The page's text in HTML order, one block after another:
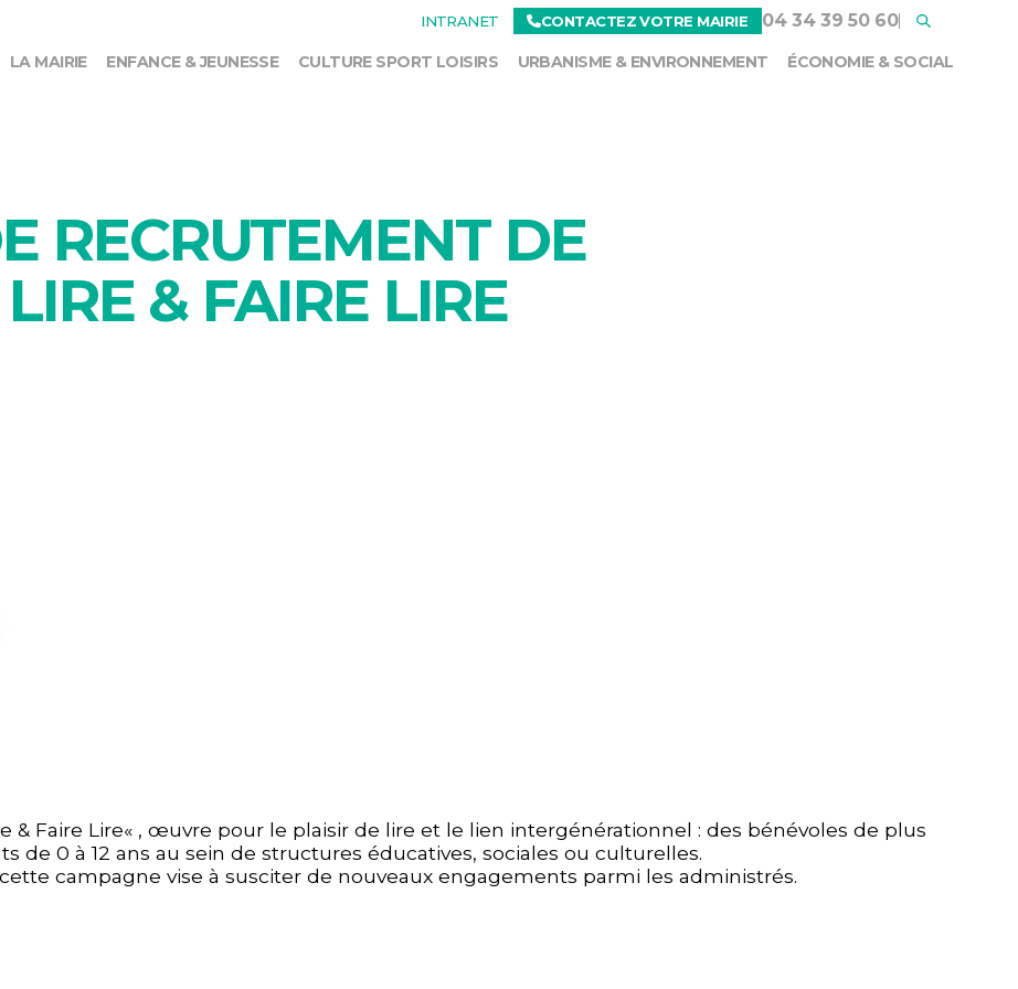
LA MAIRIE ENFANCE & JEUNESSE CULTURE SPORT LOISIRS URBANISME & ENVIRONNEMENT ÉCONOMIE & SOCIAL
INTRANET CONTACTEZ VOTRE MAIRIE 04 34 39 50 60
RECRUTEMENT DE
& FAIRE LIRE
& Faire Lire« , œuvre pour le plaisir de lire et le lien intergénérationnel : des bénévoles de plus
de 0 à 12 ans au sein de structures éducatives, sociales ou culturelles.
campagne vise à susciter de nouveaux engagements parmi les administrés.